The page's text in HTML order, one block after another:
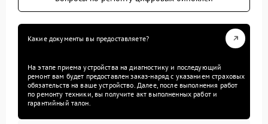
Какие документы вы предоставляете?
На этапе приема устройства на диагностику и последующий
ремонт вам будет предоставлен заказ-наряд с указанием страховых
обязательств на ваше устройство. Далее, после выполнения работ
по ремонту техники, вы получите акт выполненных работ и
гарантийный талон.